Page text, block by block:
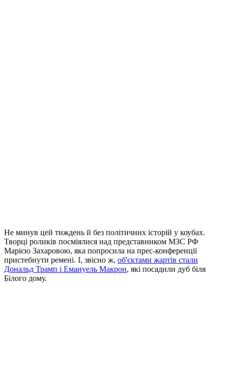
Не минув цей тиждень й без політичних історій у коубах.
Творці роликів посміялися над представником МЗС РФ
Марією Захаровою, яка попросила на прес-конференції
пристебнути ремені. І, звісно ж, об'єктами жартів стали
Дональд Трамп і Емануель Макрон, які посадили дуб біля
Білого дому.